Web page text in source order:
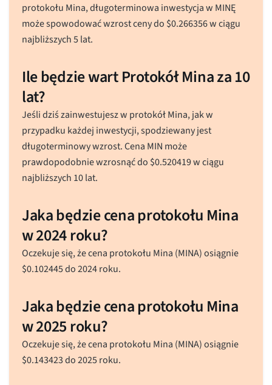
protokołu Mina, długoterminowa inwestycja w MINĘ
może spowodować wzrost ceny do $0.266356w ciągu
najbliższych 5 lat.
Ile będzie wart Protokół Mina za 10
lat?
Jeśli dziś zainwestujesz w protokół Mina, jak w
przypadku każdej inwestycji, spodziewany jest
długoterminowy wzrost. Cena MIN może
prawdopodobnie wzrosnąć do $0.520419w ciągu
najbliższych 10 lat.
Jaka będzie cena protokołu Mina
w 2024 roku?
Oczekuje się, że cena protokołu Mina (MINA) osiągnie
$0.102445do 2024 roku.
Jaka będzie cena protokołu Mina
w 2025 roku?
Oczekuje się, że cena protokołu Mina (MINA) osiągnie
$0.143423do 2025 roku.